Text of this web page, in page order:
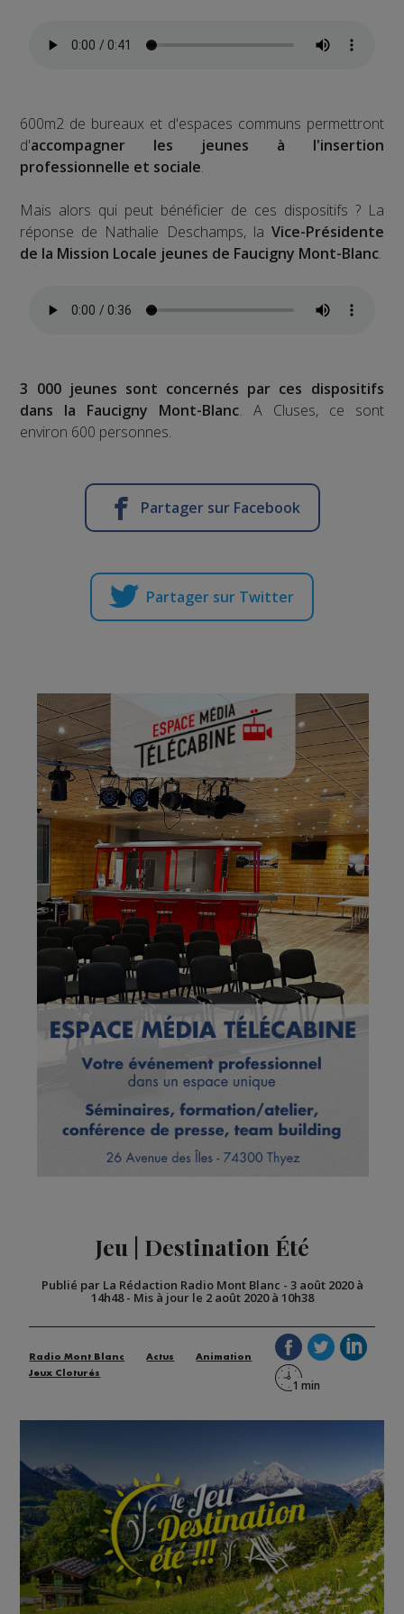
600m2 de bureaux et d'espaces communs permettront
d'accompagner les jeunes à l'insertion
professionnelle et sociale.
Mais alors qui peut bénéficier de ces dispositifs ? La
réponse de Nathalie Deschamps, la Vice-Présidente
de la Mission Locale jeunes de Faucigny Mont-Blanc.
3 000 jeunes sont concernés par ces dispositifs
dans la Faucigny Mont-Blanc. A Cluses, ce sont
environ 600 personnes.
Partager sur Facebook
Partager sur Twitter
Jeu | Destination Été
Publié par La Rédaction Radio Mont Blanc - 3 août 2020 à
14h48- Mis à jour le 2 août 2020 à 10h38
Radio Mont Blanc Actus
Animation
Jeux Cloturés